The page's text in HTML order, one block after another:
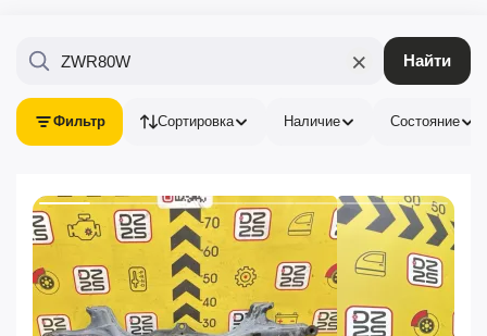
× Найти
Фильтр Сортировка Наличие Состояние